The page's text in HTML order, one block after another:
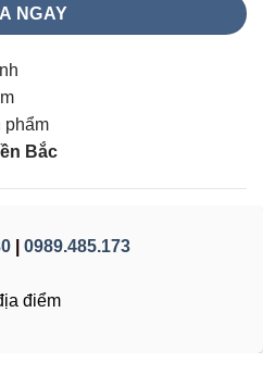
NGAY
phẩm
Bắc
0989.485.173
điểm